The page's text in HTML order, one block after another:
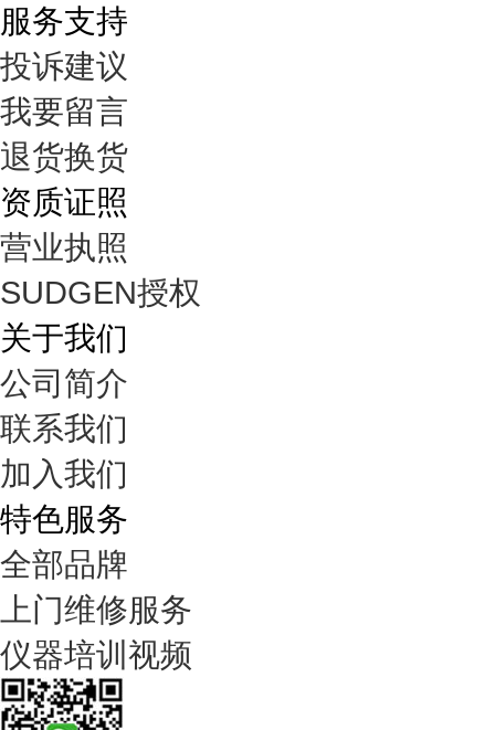
服务支持
投诉建议
我要留言
退货换货
资质证照
营业执照
SUDGEN授权
关于我们
公司简介
联系我们
加入我们
特色服务
全部品牌
上门维修服务
仪器培训视频